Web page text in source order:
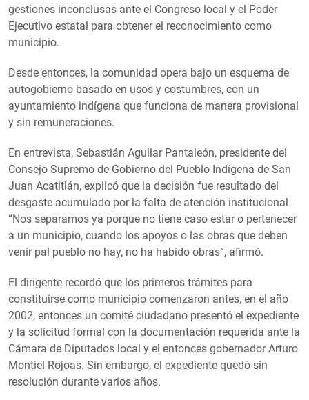
gestiones inconclusas ante el Congreso local y el Poder
Ejecutivo estatal para obtener el reconocimiento como
municipio.
Desde entonces, la comunidad opera bajo un esquema de
autogobierno basado en usos y costumbres, con un
ayuntamiento indígena que funciona de manera provisional
y sin remuneraciones.
En entrevista, Sebastián Aguilar Pantaleón, presidente del
Consejo Supremo de Gobierno del Pueblo Indígena de San
Juan Acatitlán, explicó que la decisión fue resultado del
desgaste acumulado por la falta de atención institucional.
“Nos separamos ya porque no tiene caso estar o pertenecer
a un municipio, cuando los apoyos o las obras que deben
venir pal pueblo no hay, no ha habido obras”, afirmó.
El dirigente recordó que los primeros trámites para
constituirse como municipio comenzaron antes, en el año
2002, entonces un comité ciudadano presentó el expediente
y la solicitud formal con la documentación requerida ante la
Cámara de Diputados local y el entonces gobernador Arturo
Montiel Rojoas. Sin embargo, el expediente quedó sin
resolución durante varios años.